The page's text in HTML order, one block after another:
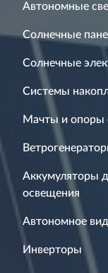
Автономные
Солнечные
Солнечные
Системы
Мачты и опоры
Аккумуляторы
освещения
Автономное
Инверторы